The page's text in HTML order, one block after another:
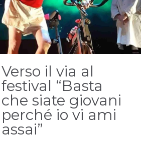
Verso il via al
festival “Basta
che siate giovani
perché io vi ami
assai”